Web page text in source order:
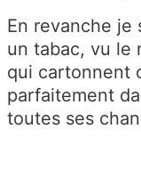
En revanche je
un tabac, vu le
qui cartonnent
parfaitement
toutes ses